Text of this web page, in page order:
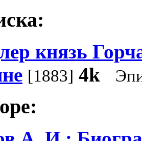
князь
[1883] 4k